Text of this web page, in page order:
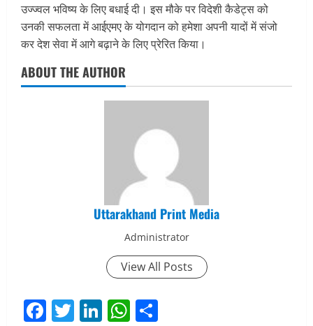
उज्ज्वल भविष्य के लिए बधाई दी। इस मौके पर विदेशी कैडेट्स को
उनकी सफलता में आईएमए के योगदान को हमेशा अपनी यादों में संजो
कर देश सेवा में आगे बढ़ाने के लिए प्रेरित किया।
ABOUT THE AUTHOR
Uttarakhand Print Media
Administrator
View All Posts
Facebook
Twitter
LinkedIn
WhatsApp